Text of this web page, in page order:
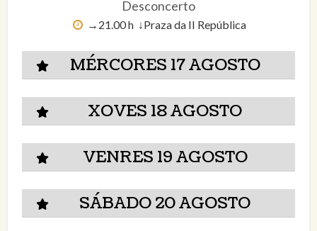
Desconcerto
→21.00 h ↓Praza da II República
MÉRCORES 17 AGOSTO
XOVES 18 AGOSTO
VENRES 19 AGOSTO
SÁBADO 20 AGOSTO